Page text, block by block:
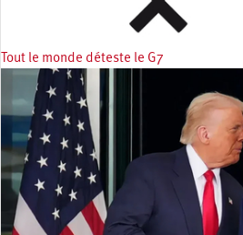
Tout le monde déteste le G7